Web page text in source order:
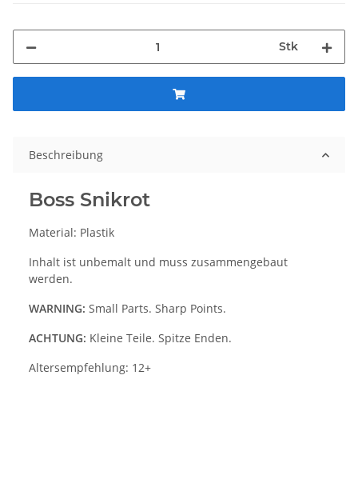
Stk
Beschreibung
Boss Snikrot
Material: Plastik
Inhalt ist unbemalt und muss zusammengebaut
werden.
WARNING: Small Parts. Sharp Points.
ACHTUNG: Kleine Teile. Spitze Enden.
Altersempfehlung: 12+